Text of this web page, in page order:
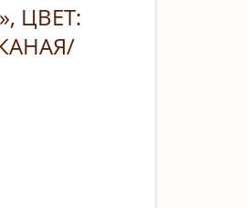
ЦВЕТ: